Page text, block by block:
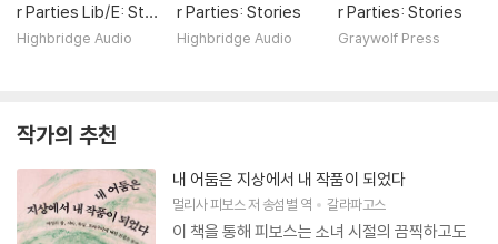
r Parties Lib/E: Stor
ies
Highbridge Audio
r Parties: Stories
Highbridge Audio
r Parties: Stories
Graywolf Press
작가의 추천
내 어둠은 지상에서 내 작품이 되었다
멀리사 피보스저 송섬별 역 갈라파고스
이 책을 통해 피보스는 소녀 시절의 끔찍하고도